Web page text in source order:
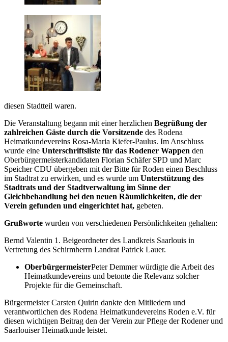
diesen Stadtteil waren.
Die Veranstaltung begann mit einer herzlichen Begrüßung der
zahlreichen Gäste durch die Vorsitzende des Rodena
Heimatkundevereins Rosa-Maria Kiefer-Paulus. Im Anschluss
wurde eine Unterschriftsliste für das Rodener Wappen den
Oberbürgermeisterkandidaten Florian Schäfer SPD und Marc
Speicher CDU übergeben mit der Bitte für Roden einen Beschluss
im Stadtrat zu erwirken, und es wurde um Unterstützung des
Stadtrats und der Stadtverwaltung im Sinne der
Gleichbehandlung bei den neuen Räumlichkeiten, die der
Verein gefunden und eingerichtet hat, gebeten.
Grußworte wurden von verschiedenen Persönlichkeiten gehalten:
Bernd Valentin 1. Beigeordneter des Landkreis Saarlouis in
Vertretung des Schirmherrn Landrat Patrick Lauer.
OberbürgermeisterPeter Demmer würdigte die Arbeit des
Heimatkundevereins und betonte die Relevanz solcher
Projekte für die Gemeinschaft.
Bürgermeister Carsten Quirin dankte den Mitliedern und
verantwortlichen des Rodena Heimatkundevereins Roden e.V. für
diesen wichtigen Beitrag den der Verein zur Pflege der Rodener und
Saarlouiser Heimatkunde leistet.